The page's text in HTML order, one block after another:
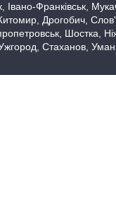
Франківськ,
Дрогобич,
Шостка,
Стаханов,